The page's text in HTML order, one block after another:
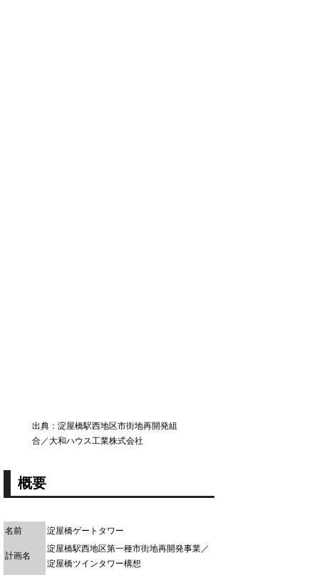
出典：淀屋橋駅西地区市街地再開発組
合／大和ハウス工業株式会社
概要
名前 淀屋橋ゲートタワー
計画名
淀屋橋駅西地区第一種市街地再開発事業／
淀屋橋ツインタワー構想